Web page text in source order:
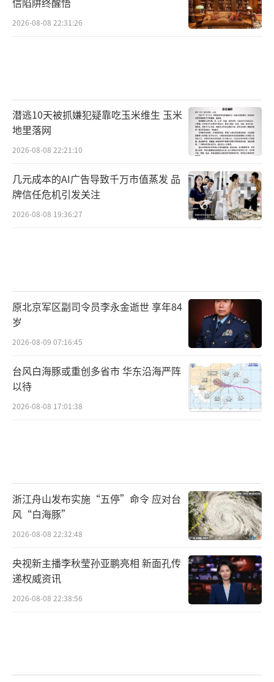
2026-08-08 22:31:26
潜逃10天被抓嫌犯疑靠吃玉米维生 玉米
地里落网
2026-08-08 22:21:10
几元成本的AI广告导致千万市值蒸发 品
牌信任危机引发关注
2026-08-08 19:36:27
原北京军区副司令员李永金逝世 享年84
岁
2026-08-09 07:16:45
台风白海豚或重创多省市 华东沿海严阵
以待
2026-08-08 17:01:38
浙江舟山发布实施“五停”命令 应对台
风“白海豚”
2026-08-08 22:32:48
央视新主播李秋莹孙亚鹏亮相 新面孔传
递权威资讯
2026-08-08 22:38:56